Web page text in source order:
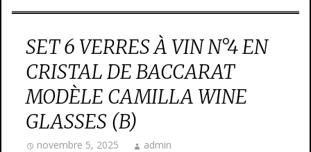
SET 6 VERRES À VIN N°4 EN
CRISTAL DE BACCARAT
MODÈLE CAMILLA WINE
GLASSES (B)
novembre 5, 2025 admin